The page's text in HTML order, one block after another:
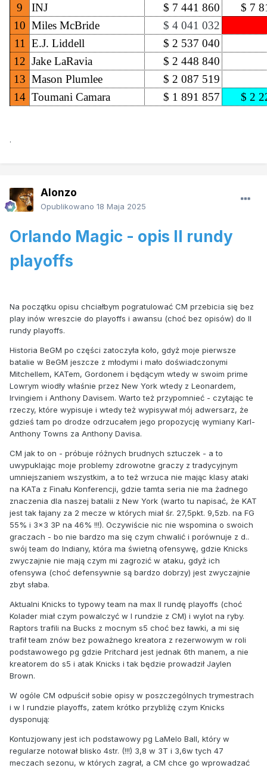
9
INJ
$ 7 441 860
$ 7
10 Miles McBride
$ 4 041 032
11
E.J. Liddell
$ 2 537 040
12 Jake LaRavia
$ 2 448 840
13 Mason Plumlee
$ 2 087 519
14 Toumani Camara $ 1 891 857 $ 2
.
Alonzo
Opublikowano 18 Maja 2025
Orlando Magic - opis II rundy
playoffs
Na początku opisu chciałbym pogratulować CM przebicia się bez
play inów wreszcie do playoffs i awansu (choć bez opisów) do II
rundy playoffs.
Historia BeGM po części zatoczyła koło, gdyż moje pierwsze
batalie w BeGM jeszcze z młodymi i mało doświadczonymi
Mitchellem, KATem, Gordonem i będącym wtedy w swoim prime
Lowrym wiodły właśnie przez New York wtedy z Leonardem,
Irvingiem i Anthony Davisem. Warto też przypomnieć - czytając te
rzeczy, które wypisuje i wtedy też wypisywał mój adwersarz, że
gdzieś tam po drodze odrzucałem jego propozycję wymiany Karl-
Anthony Towns za Anthony Davisa.
CM jak to on - próbuje różnych brudnych sztuczek - a to
uwypuklając moje problemy zdrowotne graczy z tradycyjnym
umniejszaniem wszystkim, a to też wrzuca nie mając klasy ataki
na KATa z Finału Konferencji, gdzie tamta seria nie ma żadnego
znaczenia dla naszej batalii z New York (warto tu napisać, że KAT
jest tak łajany za 2 mecze w których miał śr. 27,5pkt. 9,5zb. na FG
55% i 3x3 3P na 46% !!!). Oczywiście nic nie wspomina o swoich
graczach - bo nie bardzo ma się czym chwalić i porównuje z d..
swój team do Indiany, która ma świetną ofensywę, gdzie Knicks
zwyczajnie nie mają czym mi zagrozić w ataku, gdyż ich
ofensywa (choć defensywnie są bardzo dobrzy) jest zwyczajnie
zbyt słaba.
Aktualni Knicks to typowy team na max II rundę playoffs (choć
Kolader miał czym powalczyć w I rundzie z CM) i wylot na ryby.
Raptors trafili na Bucks z mocnym s5 choć bez ławki, a mi się
trafił team znów bez poważnego kreatora z rezerwowym w roli
podstawowego pg gdzie Pritchard jest jednak 6th manem, a nie
kreatorem do s5 i atak Knicks i tak będzie prowadził Jaylen
Brown.
W ogóle CM odpuścił sobie opisy w poszczególnych trymestrach
i w I rundzie playoffs, zatem krótko przybliżę czym Knicks
dysponują:
Kontuzjowany jest ich podstawowy pg LaMelo Ball, który w
regularze notował blisko 4str. (!!!) 3,8 w 3T i 3,6w tych 47
meczach sezonu, w których zagrał, a CM chce go wprowadzać